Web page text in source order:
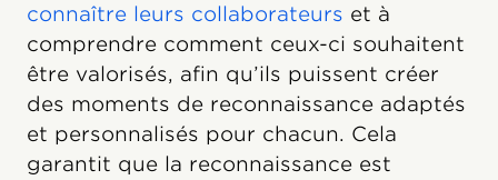
connaître leurs collaborateurs et à
comprendre comment ceux-ci souhaitent
être valorisés, afin qu’ils puissent créer
des moments de reconnaissance adaptés
et personnalisés pour chacun. Cela
garantit que la reconnaissance est